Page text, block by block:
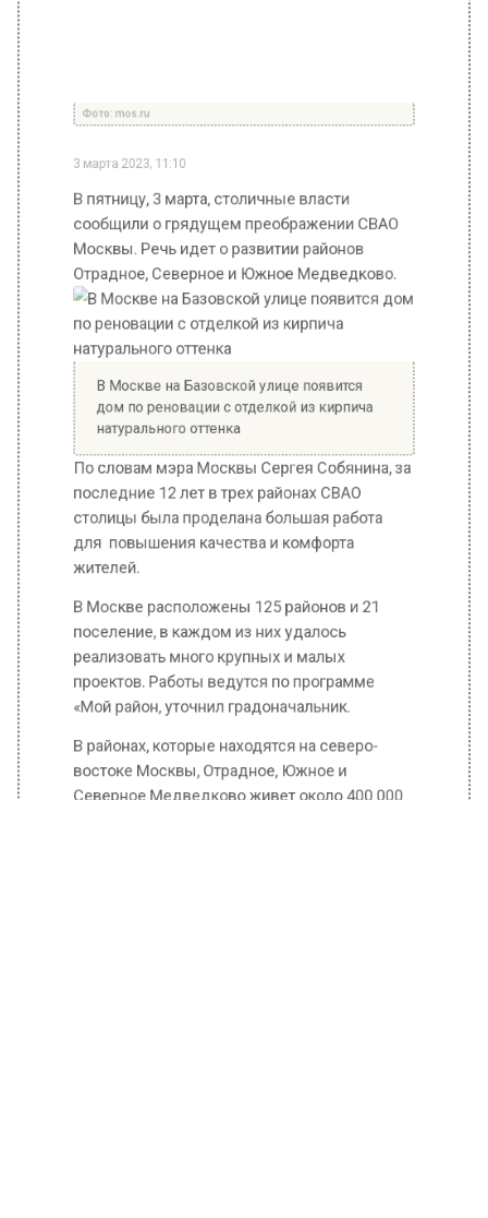
Отрадное, Северное и Южное Медведково.
В Москве на Базовской улице появится
дом по реновации с отделкой из кирпича
натурального оттенка
По словам мэра Москвы Сергея Собянина, за
последние 12 лет в трех районах СВАО
столицы была проделана большая работа
для повышения качества и комфорта
жителей.
В Москве расположены 125 районов и 21
поселение, в каждом из них удалось
проектов. Работы ведутся по программе
«Мой район, уточнил градоначальник.
В районах, которые находятся на северо-
востоке Москвы, Отрадное, Южное и
Северное Медведково живет около 400 000
москвичей.